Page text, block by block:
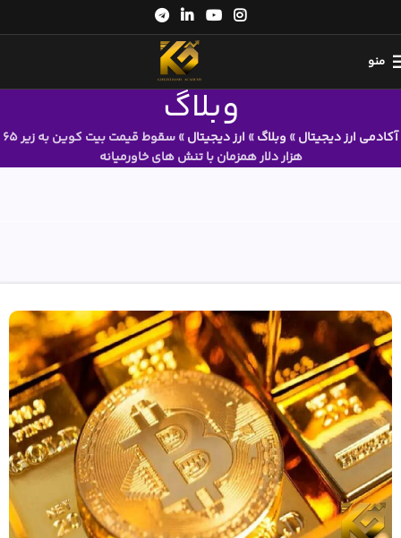
منو
وبلاگ
آکادمی ارز دیجیتال» وبلاگ» ارز دیجیتال»
سقوط قیمت بیت کوین به زیر 65
هزار دلار همزمان با تنش های خاورمیانه